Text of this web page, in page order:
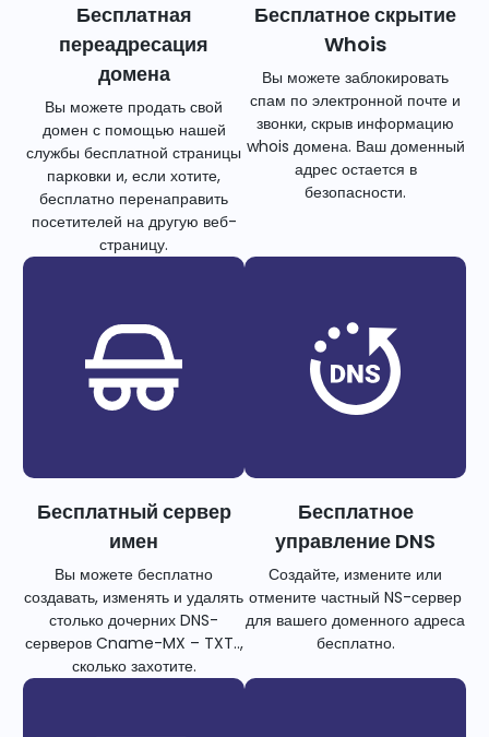
Бесплатная
переадресация
домена
Вы можете продать свой
домен с помощью нашей
службы бесплатной страницы
парковки и, если хотите,
бесплатно перенаправить
посетителей на другую веб-
страницу.
Бесплатное скрытие
Whois
Вы можете заблокировать
спам по электронной почте и
звонки, скрыв информацию
whois домена. Ваш доменный
адрес остается в
безопасности.
Бесплатный сервер
имен
Вы можете бесплатно
создавать, изменять и удалять
столько дочерних DNS-
серверов Cname-MX – TXT..,
сколько захотите.
Бесплатное
управление DNS
Создайте, измените или
отмените частный NS-сервер
для вашего доменного адреса
бесплатно.